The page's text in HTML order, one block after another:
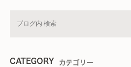
CATEGORY カテゴリー